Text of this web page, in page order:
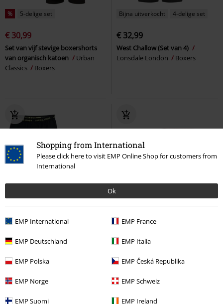
Shopping from International
Please click here to visit EMP Online Shop for customers from
International
Ok
EMP International EMP France
EMP Deutschland EMP Italia
EMP Polska EMP Česká Republika
EMP Norge EMP Schweiz
EMP Suomi EMP Ireland
% 5-delige set
€ 30,99
Set van vijf stevige boxershorts
van organisch katoen
Urban
Classics
Boxers
Bijna uitverkocht 4-delige set
€ 32,99
West Challow (Set van 4)
Lonsdale London
Boxers
€ 32,99
JACSUGAR SKULL TRUNKS 3 PACK
Jack & Jones
€ 43,99
JACOLIVER TRUNKS 5-PACK NOOS